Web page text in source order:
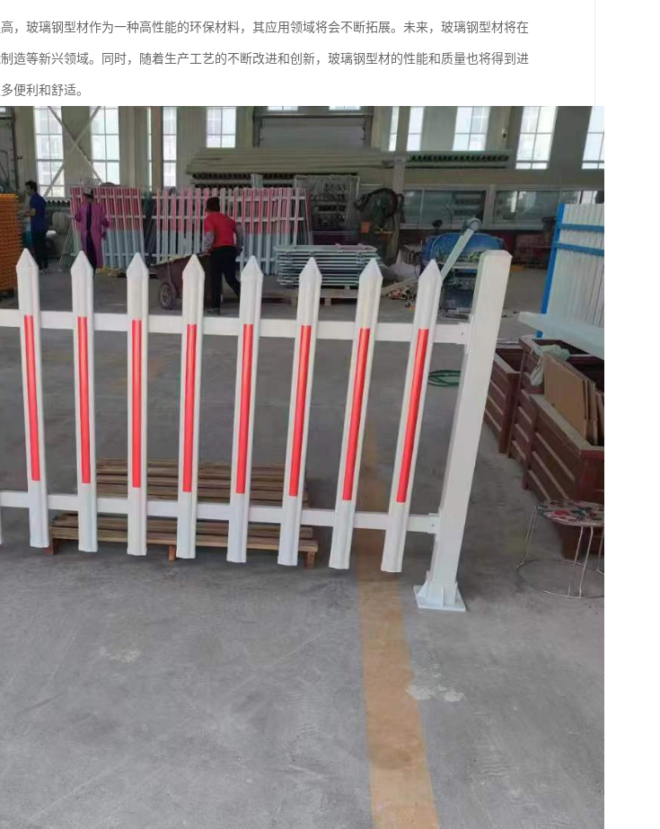
，玻璃钢型材作为一种高性能的环保材料，其应用领域将会不断拓展。未来，玻璃钢型材将在
造等新兴领域。同时，随着生产工艺的不断改进和创新，玻璃钢型材的性能和质量也将得到进
便利和舒适。